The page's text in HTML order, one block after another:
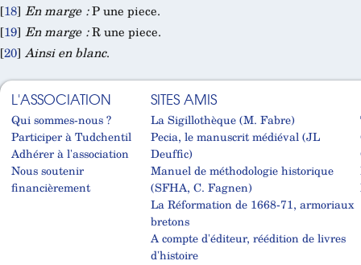
[18] En marge :P une piece.
[19] En marge :R une piece.
[20] Ainsi en blanc.
L'ASSOCIATION
Qui sommes-nous ?
Participer à Tudchentil
Adhérer à l'association
Nous soutenir
financièrement
SITES AMIS
La Sigillothèque (M. Fabre)
Pecia, le manuscrit médiéval (JL
Deuffic)
Manuel de méthodologie historique
(SFHA, C. Fagnen)
La Réformation de 1668-71, armoriaux
bretons
A compte d'éditeur, réédition de livres
d'histoire